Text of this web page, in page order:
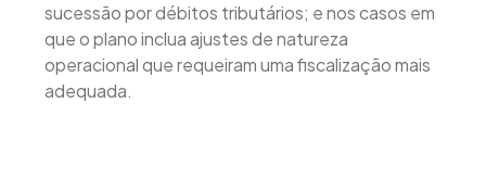
sucessão por débitos tributários; e nos casos em
que o plano inclua ajustes de natureza
operacional que requeiram uma fiscalização mais
adequada.